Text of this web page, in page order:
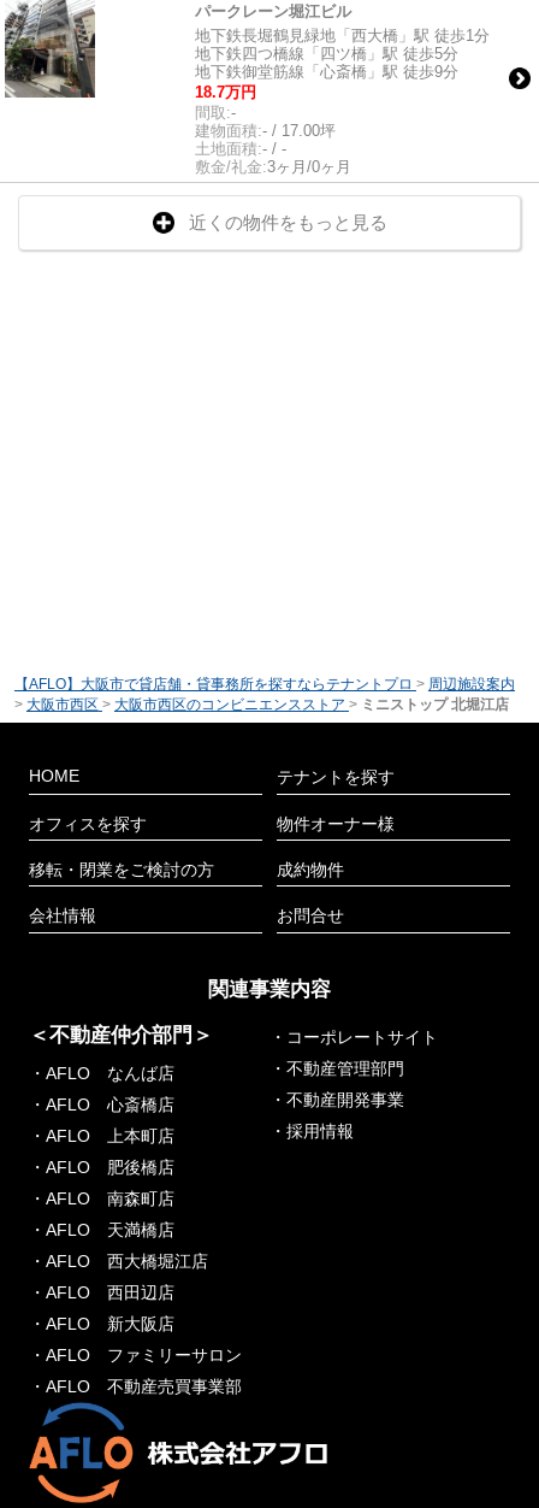
パークレーン堀江ビル
地下鉄長堀鶴見緑地「西大橋」駅 徒歩1分
地下鉄四つ橋線「四ツ橋」駅 徒歩5分
地下鉄御堂筋線「心斎橋」駅 徒歩9分
18.7万円
間取:-
建物面積:- / 17.00坪
土地面積:- / -
敷金/礼金:3ヶ月/0ヶ月
近くの物件をもっと見る
【AFLO】大阪市で貸店舗・貸事務所を探すならテナントプロ > 周辺施設案内
> 大阪市西区 > 大阪市西区のコンビニエンスストア > ミニストップ 北堀江店
HOME
オフィスを探す
移転・閉業をご検討の方
会社情報
テナントを探す
物件オーナー様
成約物件
お問合せ
関連事業内容
＜不動産仲介部門＞
・AFLO なんば店
・AFLO 心斎橋店
・AFLO 上本町店
・AFLO 肥後橋店
・AFLO 南森町店
・AFLO 天満橋店
・AFLO 西大橋堀江店
・AFLO 西田辺店
・AFLO 新大阪店
・AFLO ファミリーサロン
・AFLO 不動産売買事業部
・コーポレートサイト
・不動産管理部門
・不動産開発事業
・採用情報